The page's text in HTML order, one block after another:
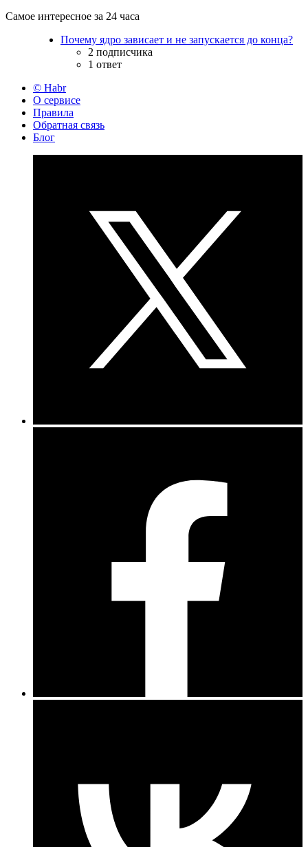
Самое интересное за 24 часа
Почему ядро зависает и не запускается до конца?
2 подписчика
1 ответ
© Habr
О сервисе
Правила
Обратная связь
Блог